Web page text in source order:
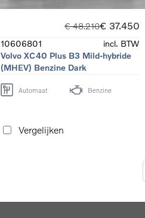
€ 48.210€ 37.450
10606801
incl. BTW
Volvo XC40 Plus B3 Mild-hybride
(MHEV) Benzine Dark
Automaat Benzine
Vergelijken